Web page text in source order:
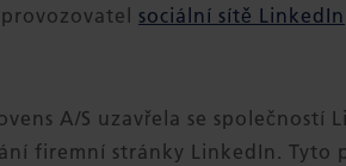
sociální sítě LinkedIn
A/S uzavřela se
firemní stránky LinkedIn. Tyto